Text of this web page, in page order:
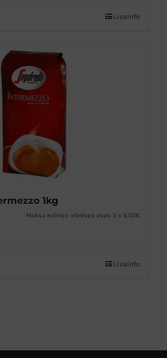
Lisainfo
1kg
Maksa kolmes võrdses osas 3 x 6.50€
Lisainfo